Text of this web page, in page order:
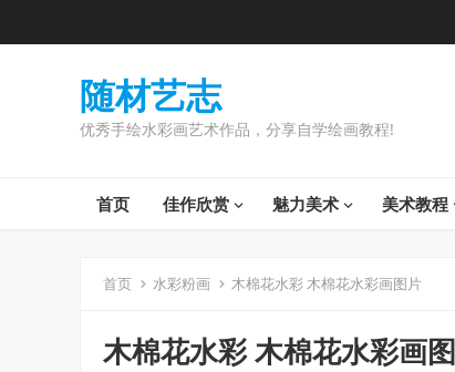
随材艺志
优秀手绘水彩画艺术作品，分享自学绘画教程!
首页 佳作欣赏 魅力美术 美术教程
首页 水彩粉画 木棉花水彩 木棉花水彩画图片
木棉花水彩 木棉花水彩画